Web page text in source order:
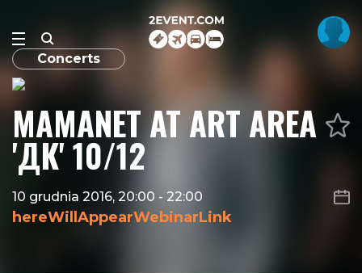
Concerts
MAMANET AT ART AREA
'ДК' 10/12
10 grudnia 2016, 20:00 - 22:00
hereWillAppearWebinarLink